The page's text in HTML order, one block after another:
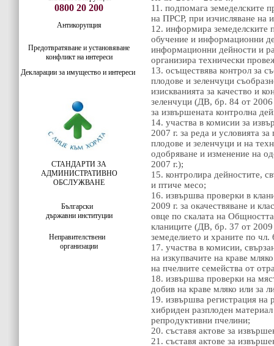
0800 20 200
Антикорупция
Предотвратяване и установяване
конфликт на интереси
Декларации за имущество и интереси
СТАНДАРТИ ЗА
АДМИНИСТРАТИВНО
ОБСЛУЖВАНЕ
Български
държавни институции
Неправителствени
организации
11. подпомага земеделските
на ПРСР, при изчисляване на
12. информира земеделските
обучение и информационни
информационни дейности и
организира технически
13. осъществява контрол за
плодове и зеленчуци
изискванията за качество и
зеленчуци (ДВ, бр. 84 от
за извършената контролна
14. участва в комисии за
2007 г. за реда и условията
плодове и зеленчуци и на
одобряване и изменение на
2007 г.);
15. контролира дейностите,
и птиче месо;
16. извършва проверки в
2009 г. за окачествяване и
овце по скалата на
кланиците (ДВ, бр. 37 от 2009
земеделието и храните по
17. участва в комисии,
на изкупвачите на краве
на пчелните семейства от
18. извършва проверки на
добив на краве мляко или за
19. извършва регистрация на
хибриден разплоден
репродуктивни пчелини;
20. съставя актове за
21. съставя актове за